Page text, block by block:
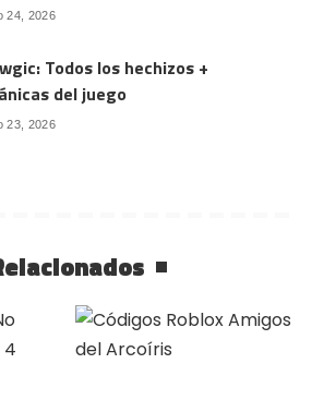
24, 2026
Todos los hechizos +
del juego
23, 2026